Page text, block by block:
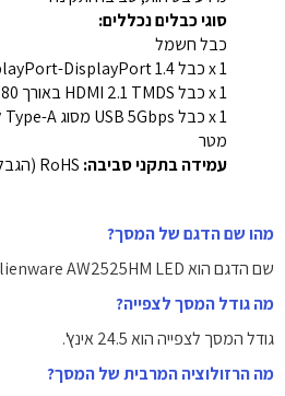
סוגי כבלים נכללים:
כבל חשמל
1 x כבל DisplayPort-DisplayPort ‎1.4‎ באורך ‎1.80‎ מטר
1 x כבל HDMI ‎2.1 TMDS‎ באורך ‎1.80‎ מטר
מטר
עמידה בתקני סביבה:
מהו שם הדגם של המסך?
שם הדגם הוא Dell Alienware AW2525HM LED.
מה גודל המסך לצפייה?
גודל המסך לצפייה הוא ‎24.5‎ אינץ'.
מה הרזולוציה המרבית של המסך?